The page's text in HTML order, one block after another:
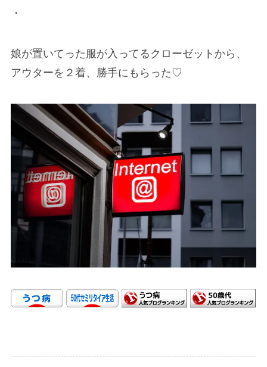
・
娘が置いてった服が入ってるクローゼットから、
アウターを２着、勝手にもらった♡